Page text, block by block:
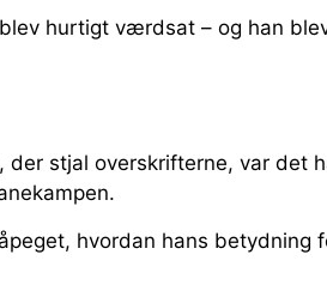
hurtigt værdsat – og han
stjal overskrifterne, var det
hvordan hans betydning